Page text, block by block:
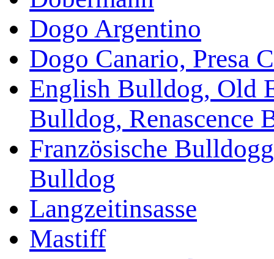
Dogo Argentino
Dogo Canario, Presa
English Bulldog, Old
Bulldog, Renascence
Französische
Bulldog
Langzeitinsasse
Mastiff